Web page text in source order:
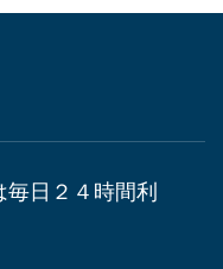
日２４時間利